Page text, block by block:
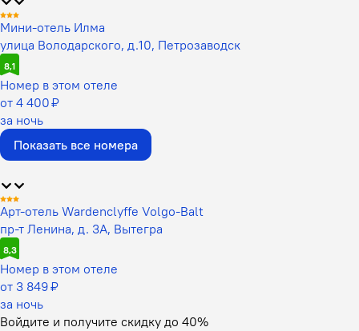
Мини-отель Илма
улица Володарского, д.10, Петрозаводск
8,1
Номер в этом отеле
от 4 400 ₽
за ночь
Показать все номера
Арт-отель Wardenclyffe Volgo-Balt
пр-т Ленина, д. 3А, Вытегра
8,3
Номер в этом отеле
от 3 849 ₽
за ночь
Войдите и получите скидку до 40%